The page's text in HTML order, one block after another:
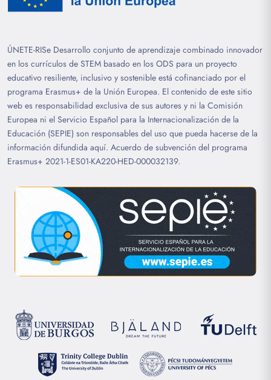
ÚNETE-RISe Desarrollo conjunto de aprendizaje combinado innovador
en los currículos de STEM basado en los ODS para un proyecto
educativo resiliente, inclusivo y sostenible está cofinanciado por el
programa Erasmus+ de la Unión Europea. El contenido de este sitio
web es responsabilidad exclusiva de sus autores y ni la Comisión
Europea ni el Servicio Español para la Internacionalización de la
Educación (SEPIE) son responsables del uso que pueda hacerse de la
información difundida aquí. Acuerdo de subvención del programa
Erasmus+ 2021-1-ES01-KA220-HED-000032139.